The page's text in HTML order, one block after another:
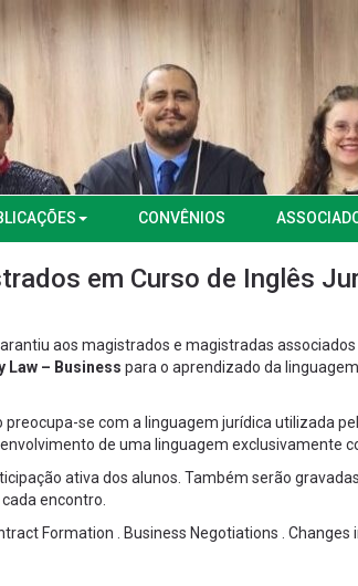
CONVÊNIOS
em Curso de Inglês
aos magistrados e magistradas
Law – Business para o aprendizado da
preocupa-se com a linguagem jurídica utilizada
de uma linguagem exclusivamente
ativa dos alunos. Também serão
encontro.
Formation . Business Negotiations . Changes